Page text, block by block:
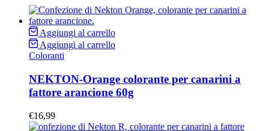
Aggiungi al carrello
Aggiungi al carrello
Coloranti
NEKTON-Orange colorante per canarini a
fattore arancione 60g
€16,99